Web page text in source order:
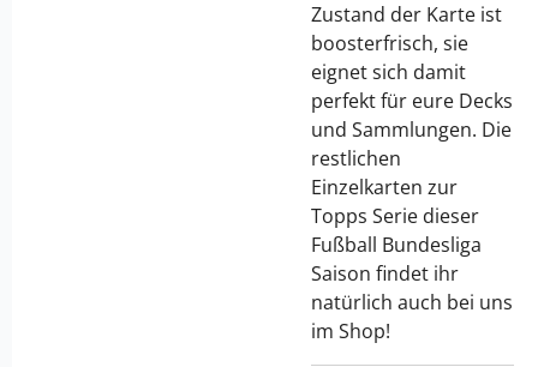
Zustand der Karte ist
boosterfrisch, sie
eignet sich damit
perfekt für eure Decks
und Sammlungen. Die
restlichen
Einzelkarten zur
Topps Serie dieser
Fußball Bundesliga
Saison findet ihr
natürlich auch bei uns
im Shop!